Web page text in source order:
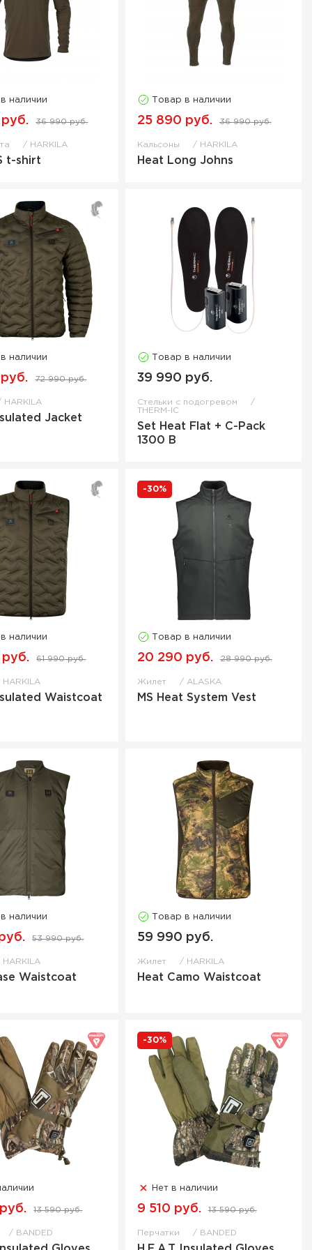
наличии
36 990 руб.
HARKILA
t-shirt
Товар в наличии
25 890 руб. 36 990 руб.
Кальсоны HARKILA
Heat Long Johns
наличии
72 990 руб.
HARKILA
Jacket
Товар в наличии
39 990 руб.
Стельки с подогревом
THERM-IC
Set Heat Flat + C-Pack
1300 B
наличии
61 990 руб.
HARKILA
Waistcoat
-30%
Товар в наличии
20 290 руб. 28 990 руб.
Жилет ALASKA
MS Heat System Vest
наличии
53 990 руб.
HARKILA
Waistcoat
Товар в наличии
59 990 руб.
Жилет HARKILA
Heat Camo Waistcoat
13 590 руб.
BANDED
-30%
Нет в наличии
9 510 руб. 13 590 руб.
Перчатки BANDED